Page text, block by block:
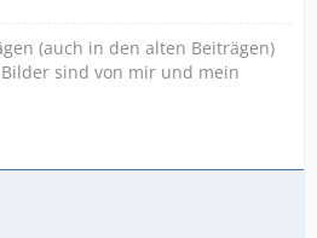
(auch in den alten Beiträgen)
sind von mir und mein